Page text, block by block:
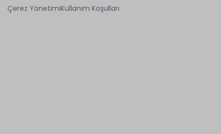
Çerez YönetimiKullanım Koşulları